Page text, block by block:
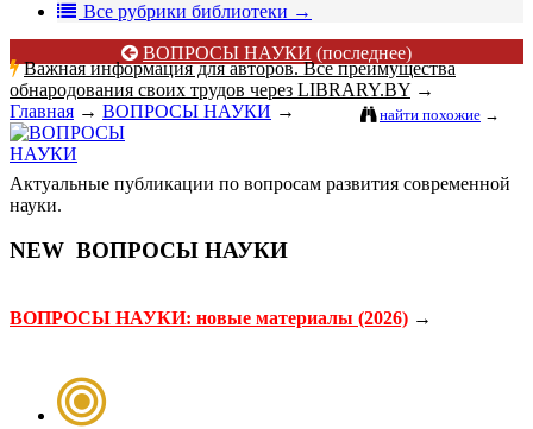
Все рубрики библиотеки →
ВОПРОСЫ НАУКИ (последнее)
Важная информация для авторов. Все преимущества
обнародования своих трудов через LIBRARY.BY →
найти похожие →
Главная → ВОПРОСЫ НАУКИ →
Актуальные публикации по вопросам развития современной
науки.
NEW ВОПРОСЫ НАУКИ
ВОПРОСЫ НАУКИ: новые материалы (2026) →